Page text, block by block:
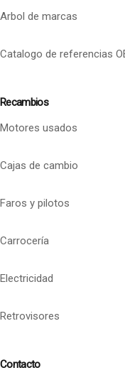
Arbol de marcas
Catalogo de referencias
Recambios
Motores usados
Cajas de cambio
Faros y pilotos
Carrocería
Electricidad
Retrovisores
Contacto